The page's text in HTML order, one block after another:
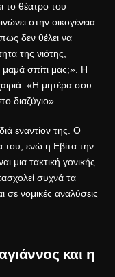
το θέατρο του
στην οικογένεια
δεν θέλει να
της νιότης,
μαμά σπίτι μας;». Η
«Η μητέρα σου
διαζύγιο».
εναντίον της. Ο
του, ενώ η Εβίτα την
μια τακτική γονικής
συχνά τα
σε νομικές αναλύσεις
και η